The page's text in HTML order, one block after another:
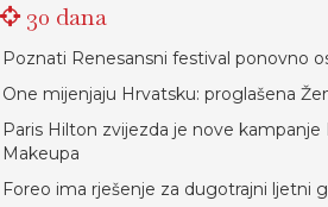
30 dana
Poznati Renesansni festival ponovno
One mijenjaju Hrvatsku: proglašena
Paris Hilton zvijezda je nove kampanje
Makeupa
Foreo ima rješenje za dugotrajni ljetni